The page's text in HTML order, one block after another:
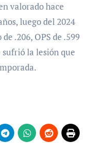
valorado hace
luego del 2024
.206, OPS de .599
sufrió la lesión que